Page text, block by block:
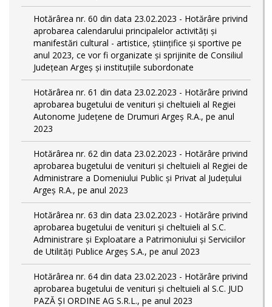
Hotărârea nr. 60 din data 23.02.2023 - Hotărâre privind
aprobarea calendarului principalelor activităţi şi
manifestări cultural - artistice, ştiinţifice şi sportive pe
anul 2023, ce vor fi organizate şi sprijinite de Consiliul
Judeţean Argeş şi instituţiile subordonate
Hotărârea nr. 61 din data 23.02.2023 - Hotărâre privind
aprobarea bugetului de venituri și cheltuieli al Regiei
Autonome Județene de Drumuri Argeș R.A., pe anul
2023
Hotărârea nr. 62 din data 23.02.2023 - Hotărâre privind
aprobarea bugetului de venituri și cheltuieli al Regiei de
Administrare a Domeniului Public și Privat al Județului
Argeș R.A., pe anul 2023
Hotărârea nr. 63 din data 23.02.2023 - Hotărâre privind
aprobarea bugetului de venituri și cheltuieli al S.C.
Administrare și Exploatare a Patrimoniului și Serviciilor
de Utilități Publice Argeș S.A., pe anul 2023
Hotărârea nr. 64 din data 23.02.2023 - Hotărâre privind
aprobarea bugetului de venituri și cheltuieli al S.C. JUD
PAZĂ ȘI ORDINE AG S.R.L., pe anul 2023